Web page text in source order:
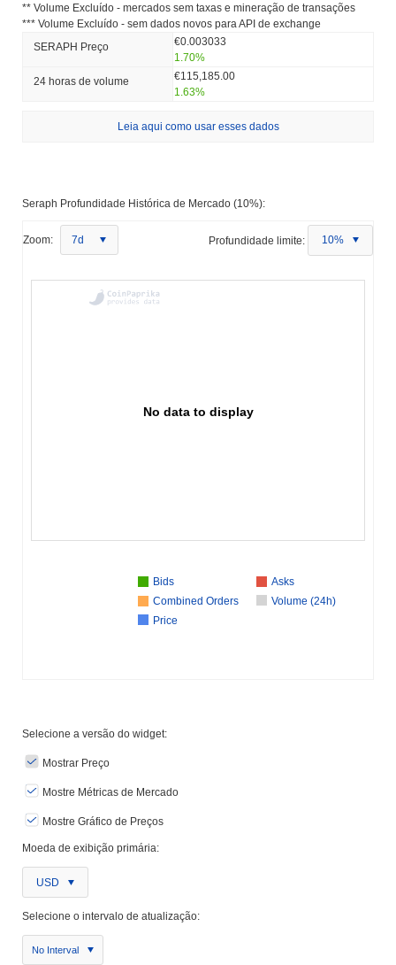
** Volume Excluído - mercados sem taxas e mineração de transações
*** Volume Excluído - sem dados novos para API de exchange
SERAPH Preço
€0.003033
1.70%
24 horas de volume
€115,185.00
1.63%
Leia aqui como usar esses dados
Seraph Profundidade Histórica de Mercado (10%):
Zoom: 7d Profundidade limite: 10%
No data to display
Bids
Asks
Combined Orders
Volume (24h)
Price
Selecione a versão do widget:
Mostrar Preço
Mostre Métricas de Mercado
Mostre Gráfico de Preços
Moeda de exibição primária:
USD
Selecione o intervalo de atualização:
No Interval